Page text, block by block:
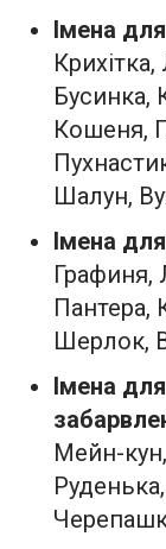
Імена
Бусинка,
Кошеня,
Шалун,
Імена
Графиня,
Пантера,
Шерлок,
Імена
Мейн-